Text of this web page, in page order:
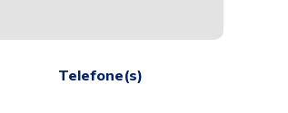
Telefone(s)